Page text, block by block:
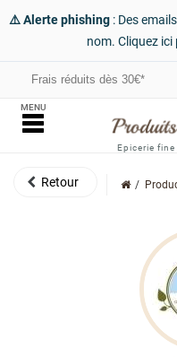
⚠️ Alerte phishing : Des
nom. Cliquez
Frais réduits dès 30€*
Epicerie
MENU